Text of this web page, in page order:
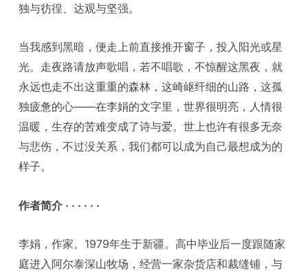
独与彷徨、达观与坚强。
当我感到黑暗，便走上前直接推开窗子，投入阳光或星
光。走夜路请放声歌唱，若不唱歌，不惊醒这黑夜，就
永远也走不出这重重的森林，这崎岖纤细的山路，这孤
独疲惫的心——在李娟的文字里，世界很明亮，人情很
温暖，生存的苦难变成了诗与爱。世上也许有很多无奈
与悲伤，不过没关系，我们都可以成为自己最想成为的
样子。
作者简介 · · · · · ·
李娟，作家。1979年生于新疆。高中毕业后一度跟随家
庭进入阿尔泰深山牧场，经营一家杂货店和裁缝铺，与